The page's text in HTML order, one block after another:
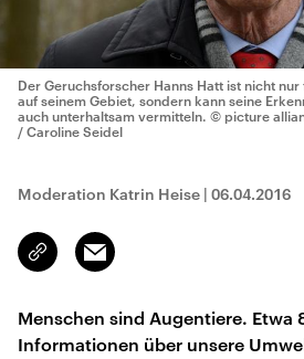
Der Geruchsforscher Hanns Hatt ist nicht nur
auf seinem Gebiet, sondern kann seine
auch unterhaltsam vermitteln. © picture
/ Caroline Seidel
Moderation Katrin Heise | 06.04.2016
Link
kopieren/teilen
Email
Menschen sind Augentiere. Etwa
Informationen über unsere